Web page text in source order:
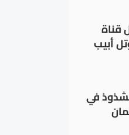
قناة
أبيب
في